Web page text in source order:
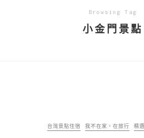
Browsing Tag
小金門景點
台灣景點住宿 我不在家，在旅行 精